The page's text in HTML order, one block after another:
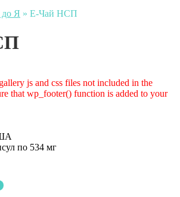
Я » Е-Чай НСП
js and css files not included in the
that wp_footer() function is added to your
по 534 мг